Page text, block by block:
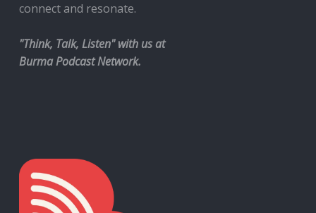
connect and resonate.
"Think, Talk, Listen" with us at
Burma Podcast Network.